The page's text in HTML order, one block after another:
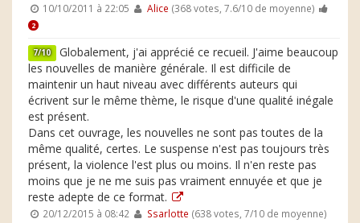
10/10/2011 à 22:05 Alice (368 votes, 7.6/10 de moyenne)
2
7/10 Globalement, j'ai apprécié ce recueil. J'aime beaucoup
les nouvelles de manière générale. Il est difficile de
maintenir un haut niveau avec différents auteurs qui
écrivent sur le même thème, le risque d'une qualité inégale
est présent.
Dans cet ouvrage, les nouvelles ne sont pas toutes de la
même qualité, certes. Le suspense n'est pas toujours très
présent, la violence l'est plus ou moins. Il n'en reste pas
moins que je ne me suis pas vraiment ennuyée et que je
reste adepte de ce format.
20/12/2015 à 08:42 Ssarlotte (638 votes, 7/10 de moyenne)